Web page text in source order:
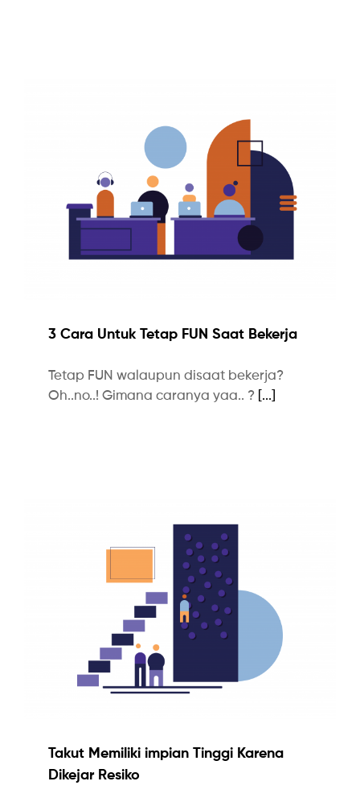
3 Cara Untuk Tetap FUN Saat Bekerja
Tetap FUN walaupun disaat bekerja?
Oh..no..! Gimana caranya yaa.. ? [...]
Takut Memiliki impian Tinggi Karena
Dikejar Resiko